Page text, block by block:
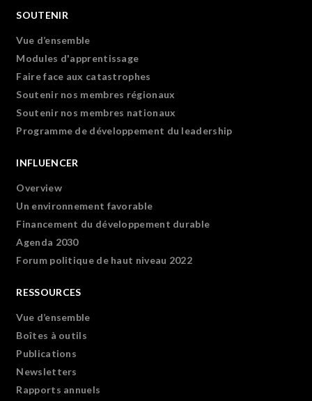
SOUTENIR
Vue d’ensemble
Modules d'apprentissage
Faire face aux catastrophes
Soutenir nos membres régionaux
Soutenir nos membres nationaux
Programme de développement du leadership
INFLUENCER
Overview
Un environnement favorable
Financement du développement durable
Agenda 2030
Forum politique de haut niveau 2022
RESSOURCES
Vue d’ensemble
Boîtes à outils
Publications
Newsletters
Rapports annuels